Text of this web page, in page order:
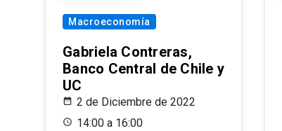
Macroeconomía
Gabriela Contreras,
Banco Central de Chile y
UC
2 de Diciembre de 2022
14:00 a 16:00